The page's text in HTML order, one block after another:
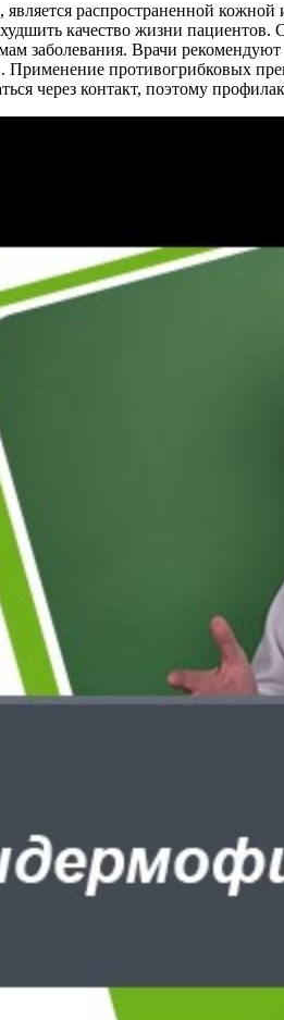
является распространенной
качество жизни
заболевания. Врачи
противогрибковых
через контакт, поэтому